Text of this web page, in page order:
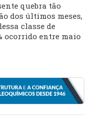
quebra tão
dos últimos meses,
classe de
ocorrido entre maio